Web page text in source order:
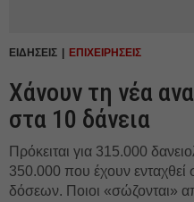
ΕΙΔΗΣΕΙΣ ΕΠΙΧΕΙΡΗΣΕΙΣ
Χάνουν τη νέα
στα 10 δάνεια
Πρόκειται για 315.000
350.000 που έχουν
δόσεων. Ποιοι «σώζονται»